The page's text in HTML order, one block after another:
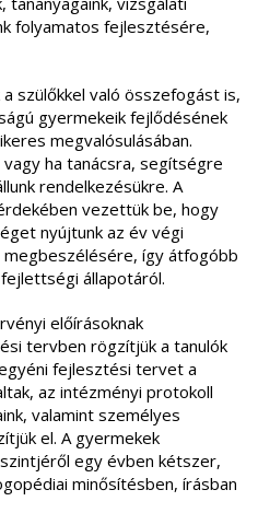
folyamatos fejlesztésére,
szülőkkel való összefogást is,
gyermekeik fejlődésének
megvalósulásában.
ha tanácsra, segítségre
rendelkezésükre. A
vezettük be, hogy
nyújtunk az év végi
így átfogóbb
állapotáról.
előírásoknak
tervben rögzítjük a tanulók
fejlesztési tervet a
az intézményi protokoll
valamint személyes
el. A gyermekek
egy évben kétszer,
minősítésben, írásban